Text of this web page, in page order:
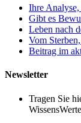
Ihre
Gibt es
Leben nach
Vom
Beitrag im
Newsletter
Tragen Sie